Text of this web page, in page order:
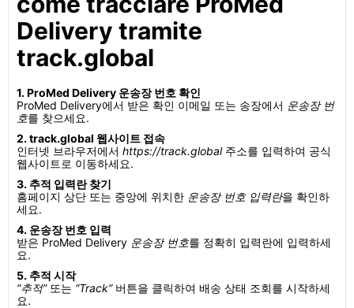
Delivery tramite
track.global
1. ProMed Delivery 운송장 번호 확인
ProMed Delivery에서 받은 확인 이메일 또는 송장에서 운송장 번
호를 찾으세요.
2. track.global 웹사이트 접속
인터넷 브라우저에서 https://track.global주소를 입력하여 공식
웹사이트로 이동하세요.
3. 추적 입력란 찾기
홈페이지 상단 또는 중앙에 위치한 운송장 번호 입력란을 확인하
세요.
4. 운송장 번호 입력
받은 ProMed Delivery 운송장 번호를 정확히 입력란에 입력하세
요.
5. 추적 시작
“추적”또는 “Track”버튼을 클릭하여 배송 상태 조회를 시작하세
요.